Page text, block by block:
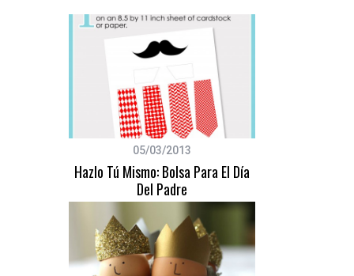
05/03/2013
Hazlo Tú Mismo: Bolsa Para El Día
Del Padre